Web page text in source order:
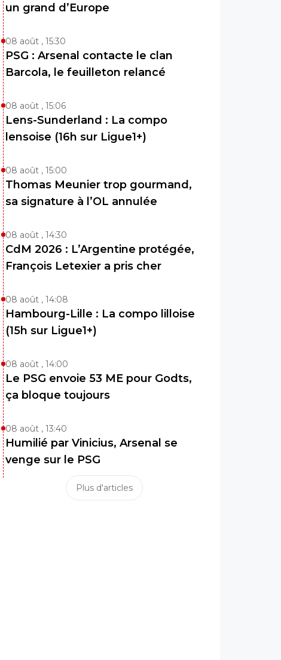
un grand d’Europe
08 août , 15:30
PSG : Arsenal contacte le clan
Barcola, le feuilleton relancé
08 août , 15:06
Lens-Sunderland : La compo
lensoise (16h sur Ligue1+)
08 août , 15:00
Thomas Meunier trop gourmand,
sa signature à l’OL annulée
08 août , 14:30
CdM 2026 : L’Argentine protégée,
François Letexier a pris cher
08 août , 14:08
Hambourg-Lille : La compo lilloise
(15h sur Ligue1+)
08 août , 14:00
Le PSG envoie 53 ME pour Godts,
ça bloque toujours
08 août , 13:40
Humilié par Vinicius, Arsenal se
venge sur le PSG
Plus d'articles